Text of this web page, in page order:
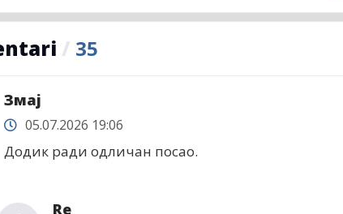
/ 35
Змај
05.07.2026 19:06
Додик ради одличан посао.
Re